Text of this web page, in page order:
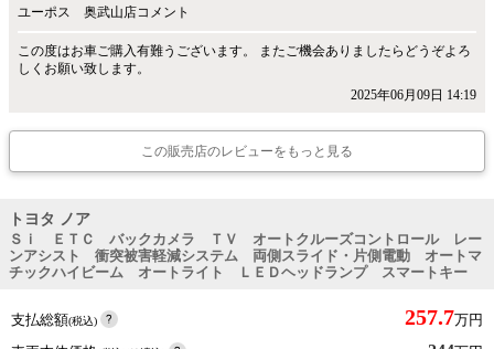
ユーポス 奥武山店コメント
この度はお車ご購入有難うございます。 またご機会ありましたらどうぞよろ
しくお願い致します。
2025年06月09日 14:19
この販売店のレビューをもっと見る
トヨタ ノア
Ｓｉ ＥＴＣ バックカメラ ＴＶ オートクルーズコントロール レー
ンアシスト 衝突被害軽減システム 両側スライド・片側電動 オートマ
チックハイビーム オートライト ＬＥＤヘッドランプ スマートキー
支払総額(税込) 257.7万円